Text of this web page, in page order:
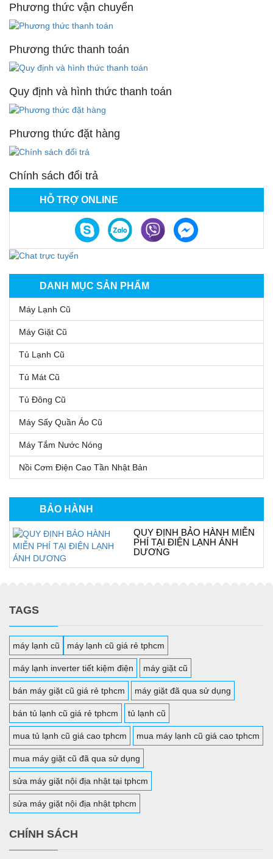
HỖ TRỢ ONLINE
DANH MỤC SẢN PHẨM
Máy Lạnh Cũ
Máy Giặt Cũ
Tủ Lạnh Cũ
Tủ Mát Cũ
Tủ Đông Cũ
Máy Sấy Quần Áo Cũ
Máy Tắm Nước Nóng
Nồi Cơm Điện Cao Tần Nhật Bản
BẢO HÀNH
QUY ĐỊNH BẢO HÀNH MIỄN
PHÍ TẠI ĐIỆN LẠNH ÁNH
DƯƠNG
Phương thức vận chuyển
Phương thức thanh toán
Quy định và hình thức thanh toán
Phương thức đặt hàng
Chính sách đổi trả
TAGS
máy lạnh cũ máy lạnh cũ giá rẻ tphcm
máy lạnh inverter tiết kiệm điện máy giặt cũ
bán máy giặt cũ giá rẻ tphcm máy giặt đã qua sử dụng
bán tủ lạnh cũ giá rẻ tphcm tủ lạnh cũ
mua tủ lạnh cũ giá cao tphcm mua máy lạnh cũ giá cao tphcm
mua máy giặt cũ đã qua sử dụng
sửa máy giặt nội địa nhật tại tphcm
sửa máy giặt nội địa nhật tphcm
CHÍNH SÁCH